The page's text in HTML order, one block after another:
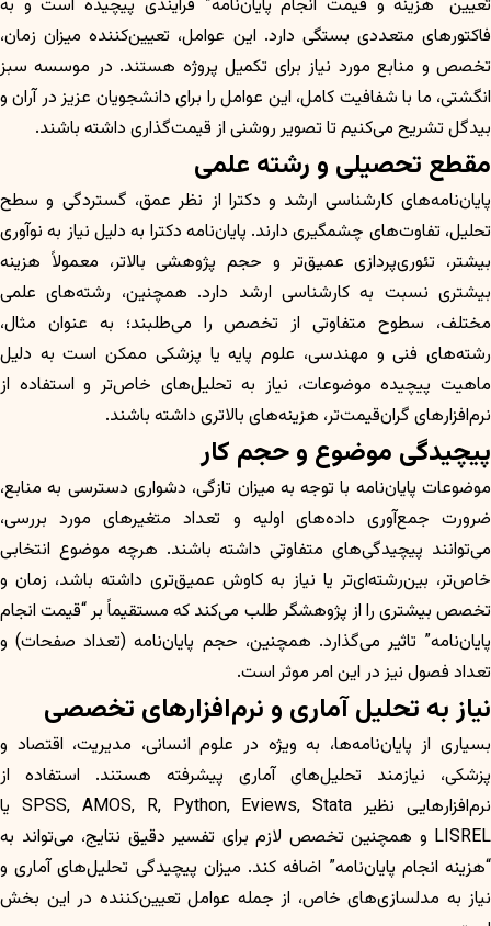
تعیین “هزینه و قیمت انجام پایان‌نامه” فرآیندی پیچیده است و به
فاکتورهای متعددی بستگی دارد. این عوامل، تعیین‌کننده میزان زمان،
تخصص و منابع مورد نیاز برای تکمیل پروژه هستند. در موسسه سبز
انگشتی، ما با شفافیت کامل، این عوامل را برای دانشجویان عزیز در آران و
بیدگل تشریح می‌کنیم تا تصویر روشنی از قیمت‌گذاری داشته باشند.
مقطع تحصیلی و رشته علمی
پایان‌نامه‌های کارشناسی ارشد و دکترا از نظر عمق، گستردگی و سطح
تحلیل، تفاوت‌های چشمگیری دارند. پایان‌نامه دکترا به دلیل نیاز به نوآوری
بیشتر، تئوری‌پردازی عمیق‌تر و حجم پژوهشی بالاتر، معمولاً هزینه
بیشتری نسبت به کارشناسی ارشد دارد. همچنین، رشته‌های علمی
مختلف، سطوح متفاوتی از تخصص را می‌طلبند؛ به عنوان مثال،
رشته‌های فنی و مهندسی، علوم پایه یا پزشکی ممکن است به دلیل
ماهیت پیچیده موضوعات، نیاز به تحلیل‌های خاص‌تر و استفاده از
نرم‌افزارهای گران‌قیمت‌تر، هزینه‌های بالاتری داشته باشند.
پیچیدگی موضوع و حجم کار
موضوعات پایان‌نامه با توجه به میزان تازگی، دشواری دسترسی به منابع،
ضرورت جمع‌آوری داده‌های اولیه و تعداد متغیرهای مورد بررسی،
می‌توانند پیچیدگی‌های متفاوتی داشته باشند. هرچه موضوع انتخابی
خاص‌تر، بین‌رشته‌ای‌تر یا نیاز به کاوش عمیق‌تری داشته باشد، زمان و
تخصص بیشتری را از پژوهشگر طلب می‌کند که مستقیماً بر “قیمت انجام
پایان‌نامه” تاثیر می‌گذارد. همچنین، حجم پایان‌نامه (تعداد صفحات) و
تعداد فصول نیز در این امر موثر است.
نیاز به تحلیل آماری و نرم‌افزارهای تخصصی
بسیاری از پایان‌نامه‌ها، به ویژه در علوم انسانی، مدیریت، اقتصاد و
پزشکی، نیازمند تحلیل‌های آماری پیشرفته هستند. استفاده از
نرم‌افزارهایی نظیر SPSS, AMOS, R, Python, Eviews, Stata یا
LISREL و همچنین تخصص لازم برای تفسیر دقیق نتایج، می‌تواند به
“هزینه انجام پایان‌نامه” اضافه کند. میزان پیچیدگی تحلیل‌های آماری و
نیاز به مدلسازی‌های خاص، از جمله عوامل تعیین‌کننده در این بخش